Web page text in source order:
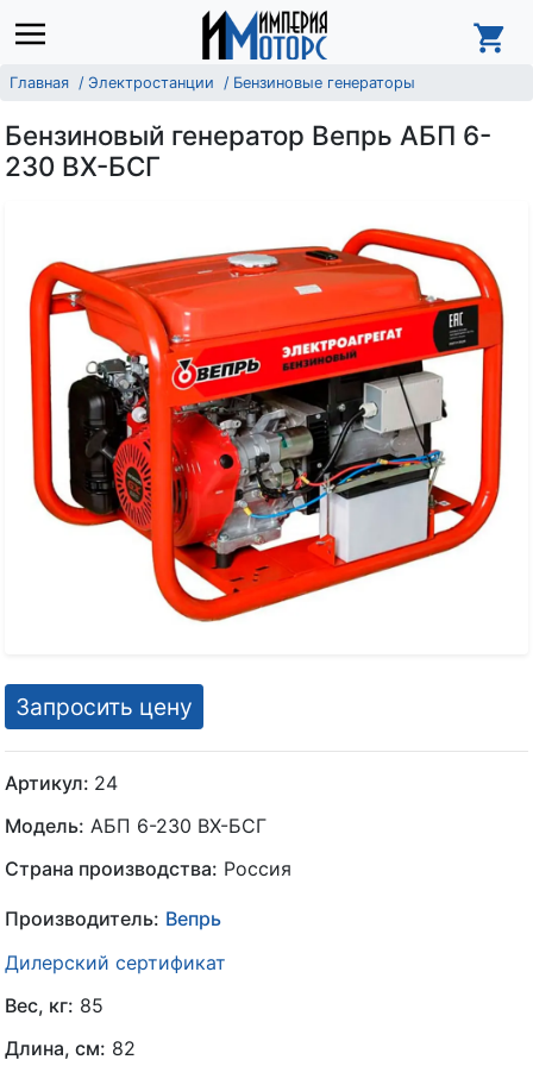
Главная Электростанции Бензиновые генераторы
Бензиновый генератор Вепрь АБП 6-
230 ВX-БСГ
Запросить цену
Артикул: 24
Модель: АБП 6-230 ВX-БСГ
Страна производства: Россия
Производитель: Вепрь
Дилерский сертификат
Вес, кг: 85
Длина, см: 82